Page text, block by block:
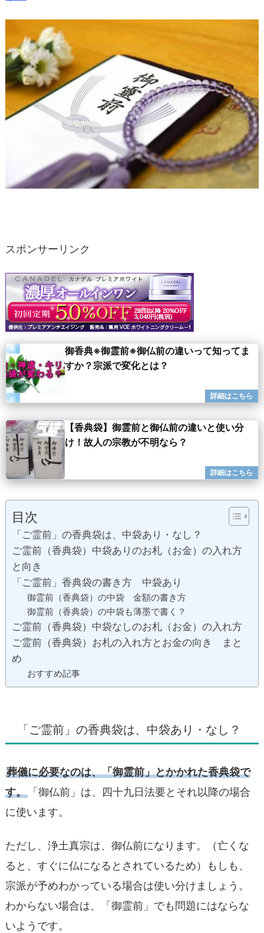
スポンサーリンク
御香典※御霊前※御仏前の違いって知ってま
すか？宗派で変化とは？
【香典袋】御霊前と御仏前の違いと使い分
け！故人の宗教が不明なら？
目次
「ご霊前」の香典袋は、中袋あり・なし？
ご霊前（香典袋）中袋ありのお札（お金）の入れ方
と向き
「ご霊前」香典袋の書き方 中袋あり
御霊前（香典袋）の中袋 金額の書き方
御霊前（香典袋）の中袋も薄墨で書く？
ご霊前（香典袋）中袋なしのお札（お金）の入れ方
ご霊前（香典袋）お札の入れ方とお金の向き まと
め
おすすめ記事
「ご霊前」の香典袋は、中袋あり・なし？
葬儀に必要なのは、「御霊前」とかかれた香典袋で
す。 「御仏前」は、四十九日法要とそれ以降の場合
に使います。
ただし、浄土真宗は、御仏前になります。（亡くな
ると、すぐに仏になるとされているため）もしも、
宗派が予めわかっている場合は使い分けましょう。
わからない場合は、「御霊前」でも問題にはならな
いようです。